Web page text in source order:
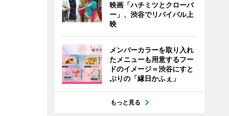
映画「ハチミツとクローバ
ー」、渋谷でリバイバル上
映
メンバーカラーを取り入れ
たメニューも用意するフー
ドのイメージ＝渋谷にすと
ぷりの「縁日かふぇ」
もっと見る